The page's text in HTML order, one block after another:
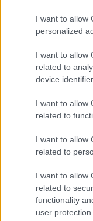
I want to allow
personalized
I want to allow
related to
device
I want to allow
related to
I want to allow
related to
I want to allow
related to
functionality
user protection.
MAGYAR ÉPÍTŐK